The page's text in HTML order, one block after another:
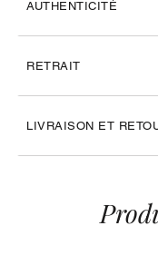
AUTHENTICITÉ
RETRAIT
LIVRAISON ET